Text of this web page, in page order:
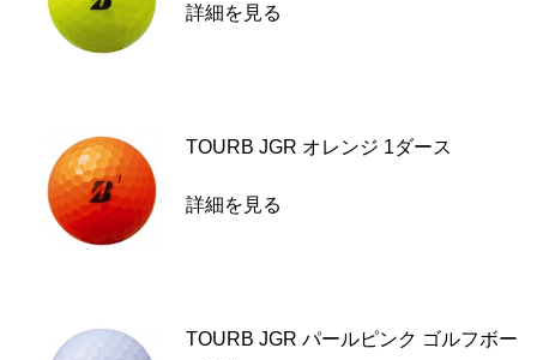
詳細を見る
TOURB JGR オレンジ 1ダース
詳細を見る
TOURB JGR パールピンク ゴルフボー